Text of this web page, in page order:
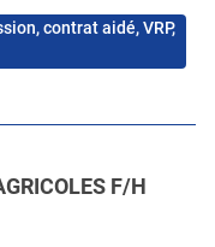
contrat aidé, VRP,
F/H